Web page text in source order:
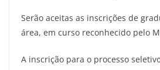
Serão aceitas as inscrições de
área, em curso reconhecido pelo
A inscrição para o processo